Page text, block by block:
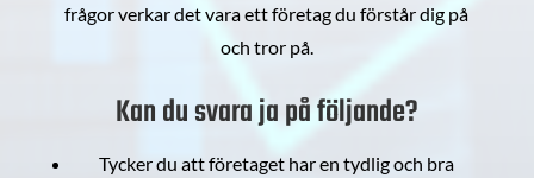
frågor verkar det vara ett företag du förstår dig på
och tror på.
Kan du svara ja på följande?
Tycker du att företaget har en tydlig och bra